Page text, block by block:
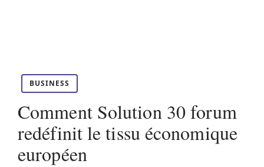
BUSINESS
Comment Solution 30 forum
redéfinit le tissu économique
européen